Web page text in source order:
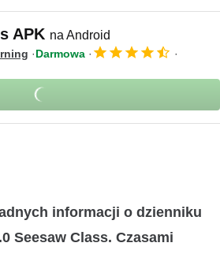
APK na Android
Darmowa
informacji o dzienniku
Seesaw Class. Czasami